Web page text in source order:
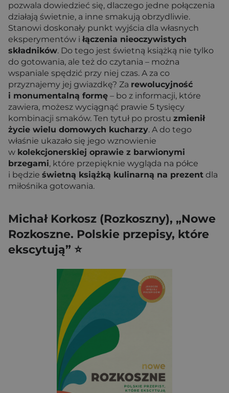
pozwala dowiedzieć się, dlaczego jedne połączenia
działają świetnie, a inne smakują obrzydliwie.
Stanowi doskonały punkt wyjścia dla własnych
eksperymentów i łączenia nieoczywistych
składników. Do tego jest świetną książką nie tylko
do gotowania, ale też do czytania – można
wspaniale spędzić przy niej czas. A za co
przyznajemy jej gwiazdkę? Za rewolucyjność
i monumentalną formę – bo z informacji, które
zawiera, możesz wyciągnąć prawie 5 tysięcy
kombinacji smaków. Ten tytuł po prostu zmienił
życie wielu domowych kucharzy. A do tego
właśnie ukazało się jego wznowienie
w kolekcjonerskiej oprawie z barwionymi
brzegami, które przepięknie wygląda na półce
i będzie świetną książką kulinarną na prezent dla
miłośnika gotowania.
Michał Korkosz (Rozkoszny), „Nowe
Rozkoszne. Polskie przepisy, które
ekscytują” ⭐